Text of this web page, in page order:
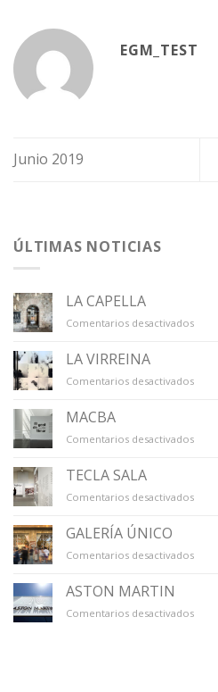
EGM_TEST
Junio 2019
ÚLTIMAS NOTICIAS
LA CAPELLA
Comentarios desactivadosen
LA VIRREINA
Comentarios desactivadosen
MACBA
Comentarios desactivadosen
TECLA SALA
Comentarios desactivadosen
GALERÍA ÚNICO
Comentarios desactivadosen
ASTON MARTIN
Comentarios desactivadosen